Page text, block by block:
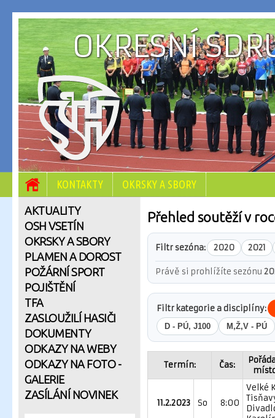
OKRESNÍ
KONTAKTY OKRSKY A SBORY
AKTUALITY
OSH VSETÍN
OKRSKY A SBORY
PLAMEN A DOROST
POŽÁRNÍ SPORT
POJIŠTĚNÍ
TFA
ZASLOUŽILÍ HASIČI
DOKUMENTY
ODKAZY NA WEBY
ODKAZY NA FOTO -
GALERIE
ZASÍLÁNÍ NOVINEK
Přehled soutěží v
Filtr sezóna: 2020 2021
Právě si prohlížíte sezónu
Filtr kategorie a disciplíny:
D - PÚ, J100 M,Ž,V - PÚ
Termín: Čas:
11.2.2023 So 8:00
Velké